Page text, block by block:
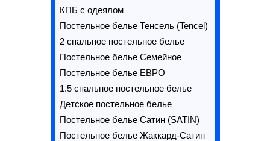
КПБ с одеялом
Постельное белье Тенсель (Tencel)
2 спальное постельное белье
Постельное белье Семейное
Постельное белье ЕВРО
1.5 спальное постельное белье
Детское постельное белье
Постельное белье Сатин (SATIN)
Постельное белье Жаккард-Сатин